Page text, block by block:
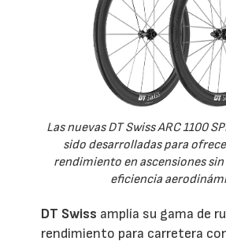
Las nuevas DT Swiss ARC 1100
sido desarrolladas para
rendimiento en ascensiones
eficiencia
DT Swiss amplía su gama de
rendimiento para carretera